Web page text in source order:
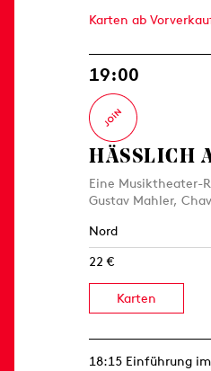
Karten ab
19:00
HÄSSLICH
Eine Musiktheater-
Gustav Mahler,
Nord
22 €
Karten
18:15 Einführung